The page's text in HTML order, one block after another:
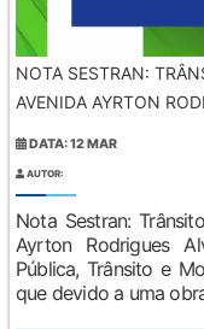
NOTA SESTRAN:
AVENIDA AYRTON
DATA: 12 MAR
AUTOR:
Nota Sestran:
Ayrton Rodrigues
Pública, Trânsito e
que devido a uma